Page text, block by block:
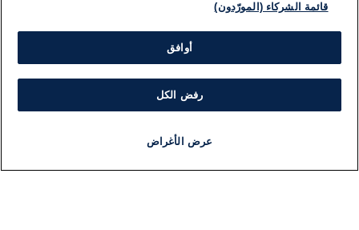
قائمة الشركاء (المورّدون)
أوافق
رفض الكل
عرض الأغراض